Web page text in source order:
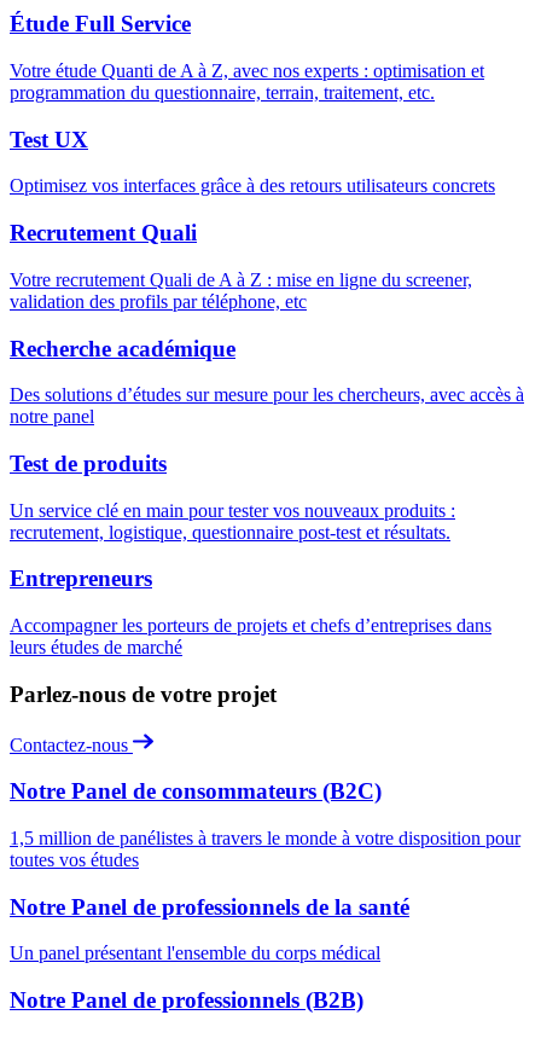
Étude Full Service
Votre étude Quanti de A à Z, avec nos experts : optimisation et
programmation du questionnaire, terrain, traitement, etc.
Test UX
Optimisez vos interfaces grâce à des retours utilisateurs concrets
Recrutement Quali
Votre recrutement Quali de A à Z : mise en ligne du screener,
validation des profils par téléphone, etc
Recherche académique
Des solutions d’études sur mesure pour les chercheurs, avec accès à
notre panel
Test de produits
Un service clé en main pour tester vos nouveaux produits :
recrutement, logistique, questionnaire post-test et résultats.
Entrepreneurs
Accompagner les porteurs de projets et chefs d’entreprises dans
leurs études de marché
Parlez-nous de votre projet
Contactez-nous
Notre Panel de consommateurs (B2C)
1,5 million de panélistes à travers le monde à votre disposition pour
toutes vos études
Notre Panel de professionnels de la santé
Un panel présentant l'ensemble du corps médical
Notre Panel de professionnels (B2B)